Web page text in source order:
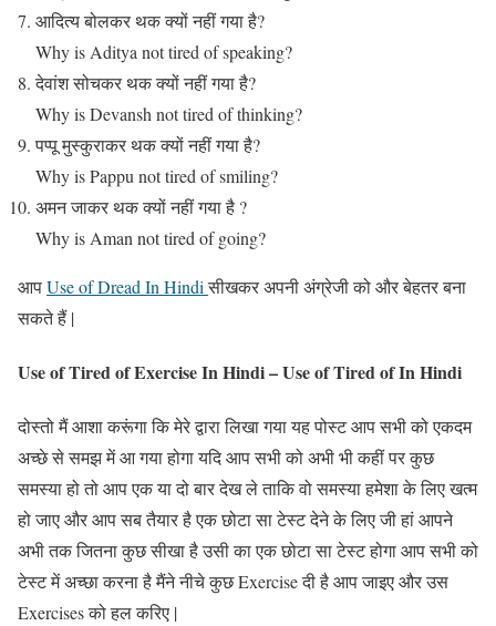
आदित्य बोलकर थक क्यों नहीं गया है?
Why is Aditya not tired of speaking?
देवांश सोचकर थक क्यों नहीं गया है?
Why is Devansh not tired of thinking?
पप्पू मुस्कुराकर थक क्यों नहीं गया है?
Why is Pappu not tired of smiling?
अमन जाकर थक क्यों नहीं गया है ?
Why is Aman not tired of going?
आपUse of Dread In Hindiसीखकर अपनी अंग्रेजी को और बेहतर बना
सकते हैं |
Use of Tired of Exercise In Hindi – Use of Tired of In Hindi
दोस्तो मैं आशा करूंगा कि मेरे द्वारा लिखा गया यह पोस्ट आप सभी को एकदम
अच्छे से समझ में आ गया होगा यदि आप सभी को अभी भी कहीं पर कुछ
समस्या हो तो आप एक या दो बार देख ले ताकि वो समस्या हमेशा के लिए खत्म
हो जाए और आप सब तैयार है एक छोटा सा टेस्ट देने के लिए जी हां आपने
अभी तक जितना कुछ सीखा है उसी का एक छोटा सा टेस्ट होगा आप सभी को
टेस्ट में अच्छा करना है मैंने नीचे कुछ Exercise दी है आप जाइए और उस
Exercises को हल करिए |